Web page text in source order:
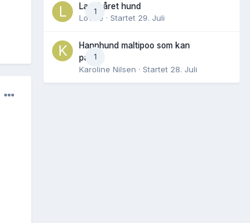
1
Langhåret hund
Lovise · Startet 29. Juli
1
Hannhund maltipoo som kan
parres
Karoline Nilsen · Startet 28. Juli